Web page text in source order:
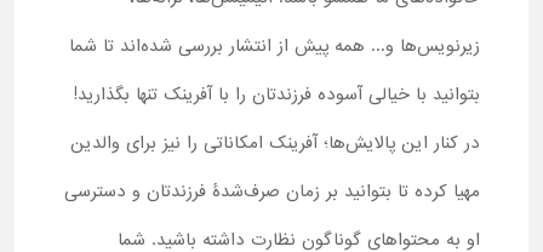
زیرنویس‌ها و... همه پیش از انتشار بررسی شده‌اند تا شما
بتوانید با خیالی آسوده فرزندتان را با آفرینک تنها بگذارید!
در کنار این پالایش‌ها؛ آفرینک امکاناتی را نیز برای والدین
مهیا کرده تا بتوانید بر زمان صرف‌شدۀ فرزندتان و دسترسی
او به محتواهای گوناگون نظارت داشته باشید. شما